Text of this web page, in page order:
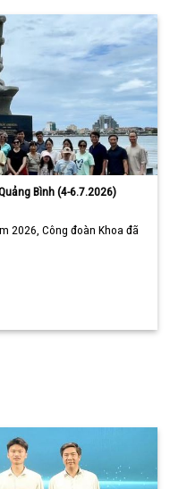
Bình (4-6.7.2026)
2026, Công đoàn Khoa đã